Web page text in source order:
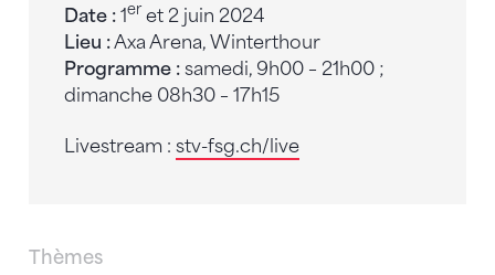
Date : 1er et 2 juin 2024
Lieu :Axa Arena, Winterthour
Programme : samedi, 9h00 – 21h00 ;
dimanche 08h30 – 17h15
Livestream : stv-fsg.ch/live
Thèmes